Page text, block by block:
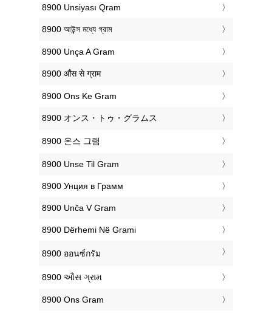
‎8900 Unsiyası Qram
‎8900 আউন্স মধ্যে গ্রাম
‎8900 Unça A Gram
‎8900 औंस से ग्राम
‎8900 Ons Ke Gram
‎8900 オンス・トゥ・グラムス
‎8900 온스 그램
‎8900 Unse Til Gram
‎8900 Унция в Грамм
‎8900 Unča V Gram
‎8900 Dërhemi Në Grami
‎8900 ออนซ์กรัม
‎8900 ઔંસ ગ્રામ
‎8900 Ons Gram